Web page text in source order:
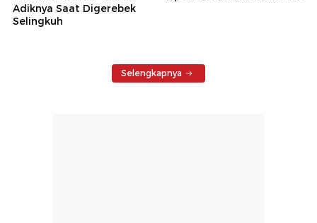
Adiknya Saat Digerebek
Selingkuh
Selengkapnya